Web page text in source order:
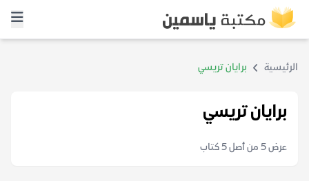
الرئيسية برايان تريسي
برايان تريسي
عرض 5 من أصل 5 كتاب